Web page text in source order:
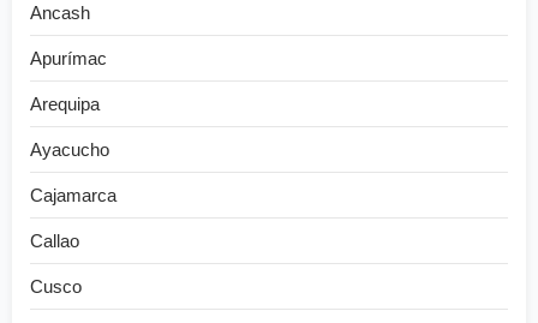
Ancash
Apurímac
Arequipa
Ayacucho
Cajamarca
Callao
Cusco